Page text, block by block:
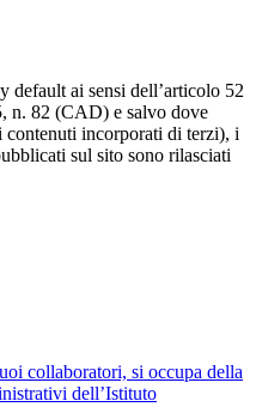
default ai sensi dell’articolo 52
n. 82 (CAD) e salvo dove
contenuti incorporati di terzi), i
sul sito sono rilasciati
collaboratori, si occupa della
dell’Istituto